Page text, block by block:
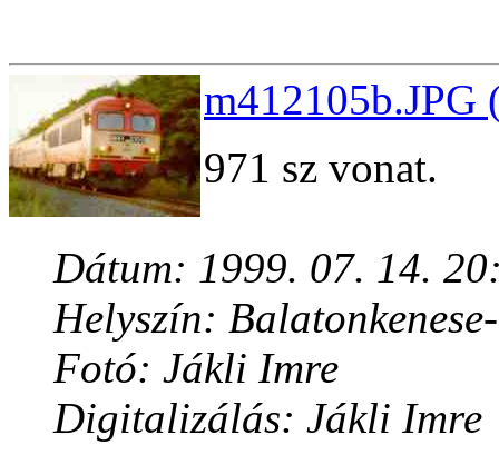
m412105b.JPG
971 sz vonat.
Dátum: 1999. 07. 14.
Helyszín:
Fotó: Jákli Imre
Digitalizálás: Jákli Imre